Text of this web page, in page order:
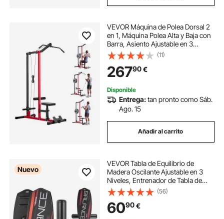
VEVOR Máquina de Polea Dorsal 2
en 1, Máquina Polea Alta y Baja con
Barra, Asiento Ajustable en 3
Niveles, Rodillo de Espuma
Ajustable en 4 Niveles, Carga de
227 kg para Dorsal, Pecho, Tríceps
(11)
26790€
Disponible
Entrega:tan pronto como Sáb.
Ago. 15
Añadir al carrito
Nuevo
VEVOR Tabla de Equilibrio de
Madera Oscilante Ajustable en 3
Niveles, Entrenador de Tabla de
Equilibrio con Rodillo, Topes
Magnéticos, Soporte de
Almacenamiento, para Ejercicios de
Core, 78x35 cm
(56)
6090€